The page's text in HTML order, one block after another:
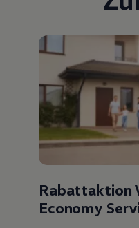
Rabattaktion
Economy